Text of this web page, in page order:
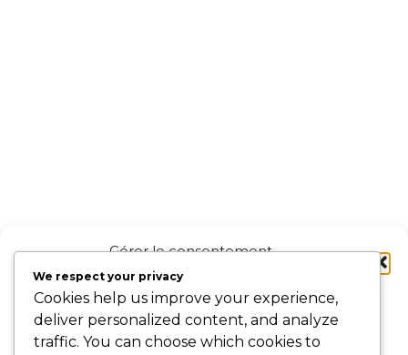
Gérer le consentement
aux cookies
Pour offrir les meilleures expériences, nous utilisons des technologies
telles que les cookies pour stocker et/ou accéder aux informations des
appareils. Le fait de consentir à ces technologies nous permettra de
We respect your privacy
Cookies help us improve your experience,
deliver personalized content, and analyze
traffic. You can choose which cookies to